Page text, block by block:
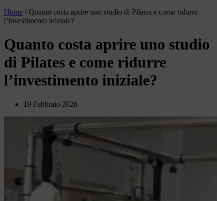
Home / Quanto costa aprire uno studio di Pilates e come ridurre
l’investimento iniziale?
Quanto costa aprire uno studio
di Pilates e come ridurre
l’investimento iniziale?
19 Febbraio 2026